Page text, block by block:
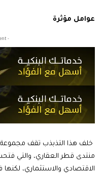
عوامل مؤثرة
- Advertisement -
خلف هذا التذبذب تقف مجموعة
منتدى قطر العقاري، والتي
الاقتصادي والاستثماري،